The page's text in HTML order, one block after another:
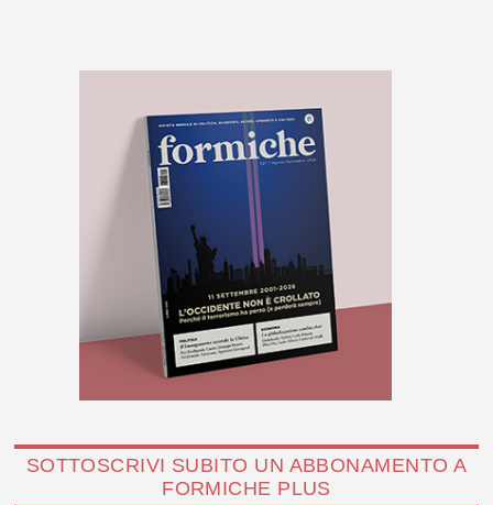
SOTTOSCRIVI SUBITO UN ABBONAMENTO A
FORMICHE PLUS